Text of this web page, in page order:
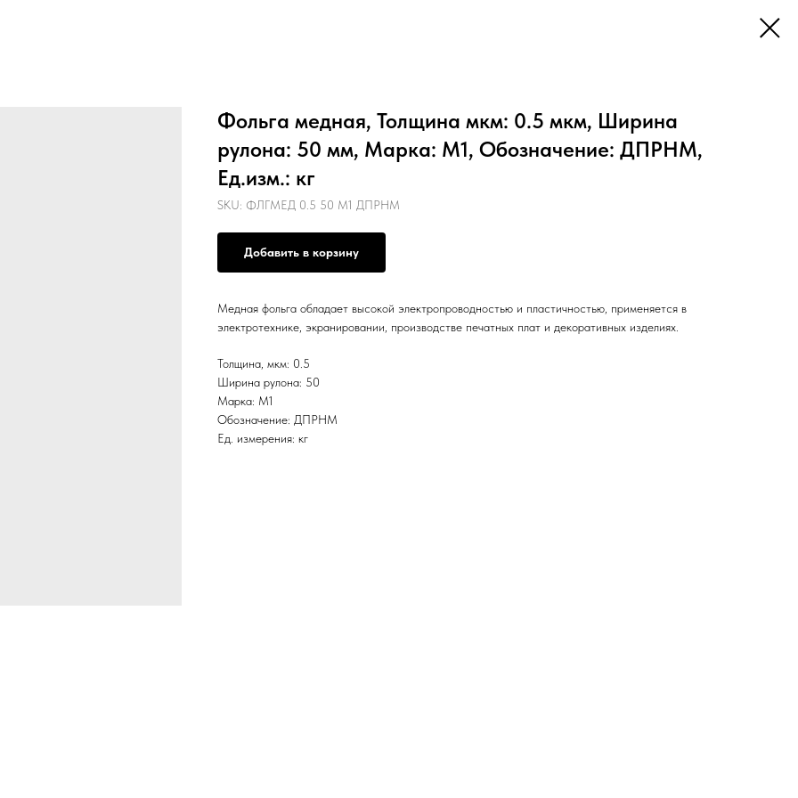
Фольга медная, Толщина мкм: 0.5 мкм, Ширина
рулона: 50 мм, Марка: М1, Обозначение: ДПРНМ,
Ед.изм.: кг
SKU: ФЛГМЕД 0.5 50 М1 ДПРНМ
Добавить в корзину
Медная фольга обладает высокой электропроводностью и пластичностью, применяется в
электротехнике, экранировании, производстве печатных плат и декоративных изделиях.
Толщина, мкм: 0.5
Ширина рулона: 50
Марка: М1
Обозначение: ДПРНМ
Ед. измерения: кг